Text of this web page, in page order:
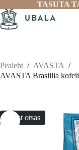
TASUTA
to
content
Pealeht / AVASTA /
AVASTA Brasiilia
Laost otsas